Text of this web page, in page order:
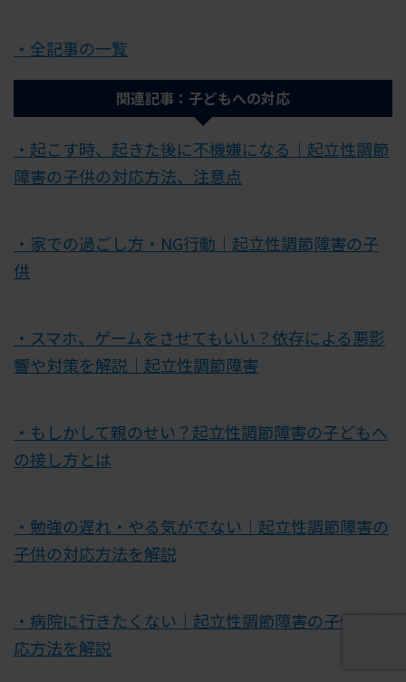
・全記事の一覧
関連記事：子どもへの対応
・起こす時、起きた後に不機嫌になる｜起立性調節
障害の子供の対応方法、注意点
・家での過ごし方・NG行動｜起立性調節障害の子
供
・スマホ、ゲームをさせてもいい？依存による悪影
響や対策を解説｜起立性調節障害
・もしかして親のせい？起立性調節障害の子どもへ
の接し方とは
・勉強の遅れ・やる気がでない｜起立性調節障害の
子供の対応方法を解説
・病院に行きたくない｜起立性調節障害の子供の対
応方法を解説